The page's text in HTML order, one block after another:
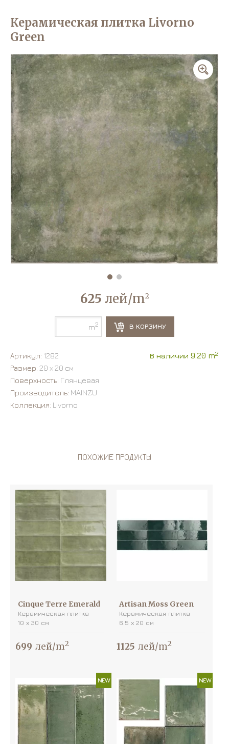
Керамическая плитка Livorno
Green
625 лей/m2
m2 В КОРЗИНУ
Артикул: 1282 В наличии 9.20 m2
Размер: 20 х 20 см
Поверхность: Глянцевая
Производитель: MAINZU
Коллекция: Livorno
ПОХОЖИЕ ПРОДУКТЫ
Cinque Terre Emerald
Керамическая плитка
10 х 30 см
699 лей/m2
Artisan Moss Green
Керамическая плитка
6.5 х 20 см
1125 лей/m2
NEW NEW